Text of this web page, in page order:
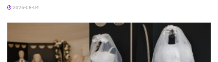
2026-08-04